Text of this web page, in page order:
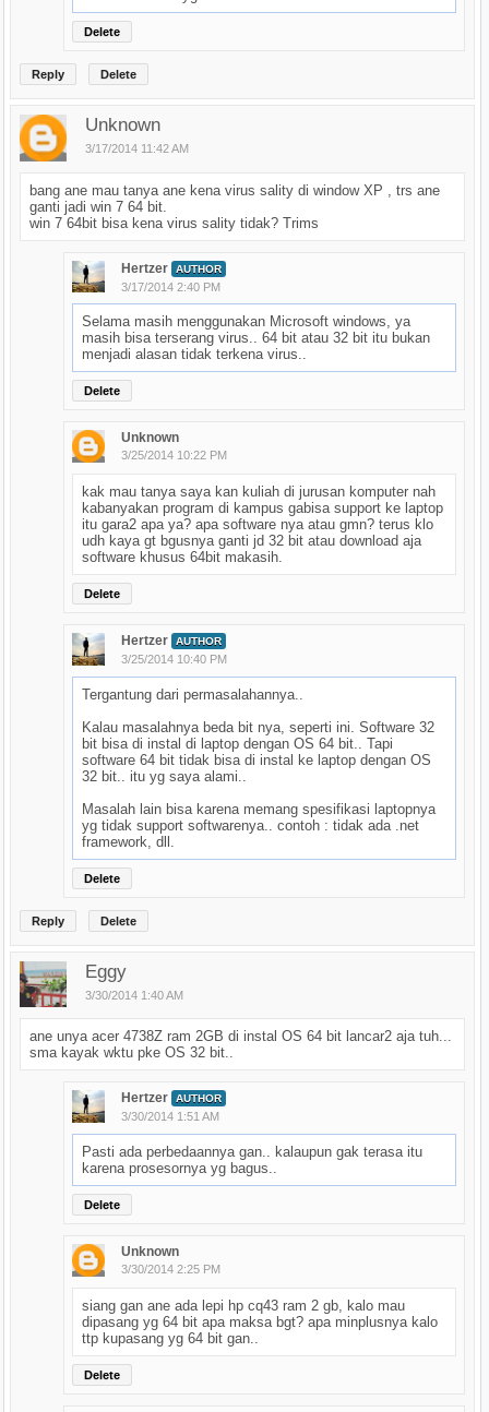
Delete
Reply Delete
Unknown
3/17/2014 11:42 AM
bang ane mau tanya ane kena virus sality di window XP , trs ane
ganti jadi win 7 64 bit.
win 7 64bit bisa kena virus sality tidak? Trims
Hertzer AUTHOR
3/17/2014 2:40 PM
Selama masih menggunakan Microsoft windows, ya
masih bisa terserang virus.. 64 bit atau 32 bit itu bukan
menjadi alasan tidak terkena virus..
Delete
Unknown
3/25/2014 10:22 PM
kak mau tanya saya kan kuliah di jurusan komputer nah
kabanyakan program di kampus gabisa support ke laptop
itu gara2 apa ya? apa software nya atau gmn? terus klo
udh kaya gt bgusnya ganti jd 32 bit atau download aja
software khusus 64bit makasih.
Delete
Hertzer AUTHOR
3/25/2014 10:40 PM
Tergantung dari permasalahannya..
Kalau masalahnya beda bit nya, seperti ini. Software 32
bit bisa di instal di laptop dengan OS 64 bit.. Tapi
software 64 bit tidak bisa di instal ke laptop dengan OS
32 bit.. itu yg saya alami..
Masalah lain bisa karena memang spesifikasi laptopnya
yg tidak support softwarenya.. contoh : tidak ada .net
framework, dll.
Delete
Reply Delete
Eggy
3/30/2014 1:40 AM
ane unya acer 4738Z ram 2GB di instal OS 64 bit lancar2 aja tuh...
sma kayak wktu pke OS 32 bit..
Hertzer AUTHOR
3/30/2014 1:51 AM
Pasti ada perbedaannya gan.. kalaupun gak terasa itu
karena prosesornya yg bagus..
Delete
Unknown
3/30/2014 2:25 PM
siang gan ane ada lepi hp cq43 ram 2 gb, kalo mau
dipasang yg 64 bit apa maksa bgt? apa minplusnya kalo
ttp kupasang yg 64 bit gan..
Delete